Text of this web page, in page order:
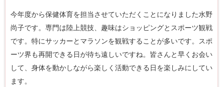
今年度から保健体育を担当させていただくことになりました水野
尚子です。専門は陸上競技、趣味はショッピングとスポーツ観戦
です。特にサッカーとマラソンを観戦することが多いです。スポ
ーツ界も再開できる日が待ち遠しいですね。皆さんと早くお会い
して、身体を動かしながら楽しく活動できる日を楽しみにしてい
ます。